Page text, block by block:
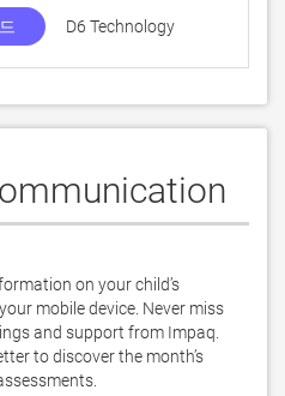
D6 Technology
on your child’s
mobile device. Never miss
and support from Impaq.
to discover the month’s